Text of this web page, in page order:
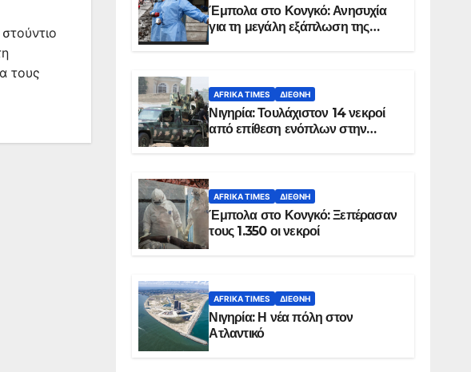
τους
Έμπολα στο Κονγκό: Ανησυχία
για τη μεγάλη εξάπλωση της
AFRIKA TIMES ΔΙΕΘΝΉ
Νιγηρία: Τουλάχιστον 14 νεκροί
από επίθεση ενόπλων στην
AFRIKA TIMES ΔΙΕΘΝΉ
Έμπολα στο Κονγκό: Ξεπέρασαν
τους 1.350 οι νεκροί
AFRIKA TIMES ΔΙΕΘΝΉ
Νιγηρία: Η νέα πόλη στον
Ατλαντικό